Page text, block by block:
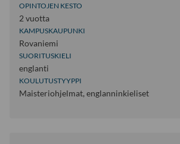
OPINTOJEN KESTO
2 vuotta
KAMPUSKAUPUNKI
Rovaniemi
SUORITUSKIELI
englanti
KOULUTUSTYYPPI
Maisteriohjelmat, englanninkieliset